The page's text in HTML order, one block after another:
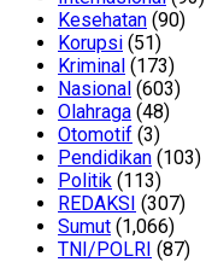
Kesehatan (90)
Korupsi (51)
Kriminal (173)
Nasional (603)
Olahraga (48)
Otomotif (3)
Pendidikan (103)
Politik (113)
REDAKSI (307)
Sumut (1,066)
TNI/POLRI (87)